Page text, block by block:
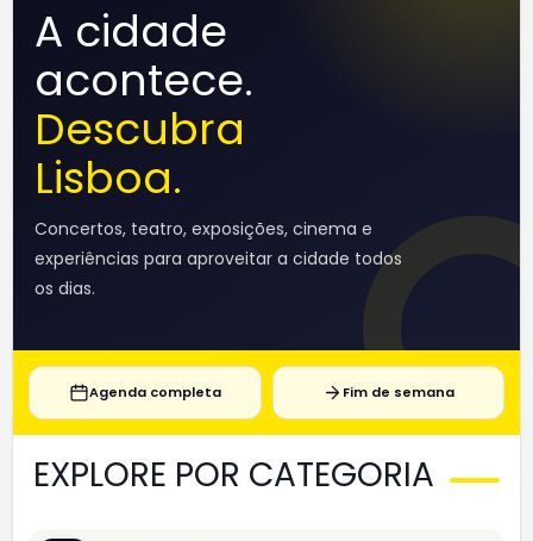
A cidade
acontece.
Descubra
Lisboa.
Concertos, teatro, exposições, cinema e
experiências para aproveitar a cidade todos
os dias.
Agenda completa Fim de semana
EXPLORE POR CATEGORIA